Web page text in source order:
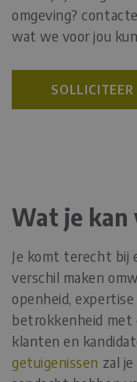
omgeving?
wat we voor jou
SOLLICITEER
Wat je kan
Je komt terecht bij
verschil maken
openheid,
betrokkenheid met
klanten en
getuigenissen zal